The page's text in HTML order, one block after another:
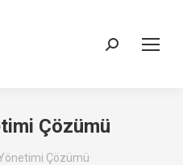
Search:
Çözümü
Çözümü